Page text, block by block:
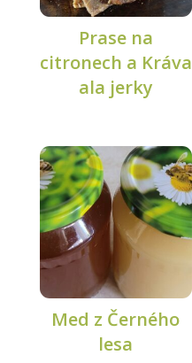
Prase na
citronech a Kráva
ala jerky
Med z Černého
lesa